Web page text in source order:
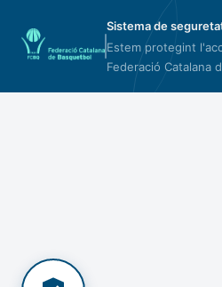
Sistema de
Estem protegint
Federació Catalana